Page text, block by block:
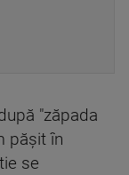
"zăpada
păşit în
se